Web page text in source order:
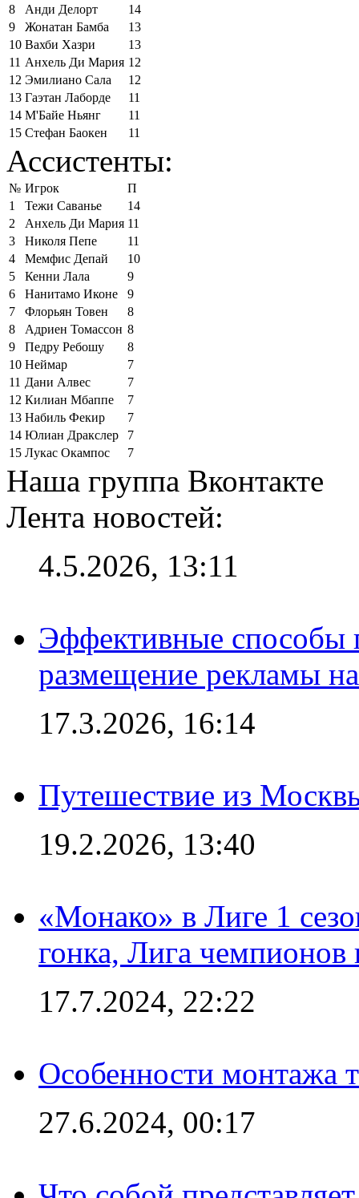
8
Анди Делорт
14
9
Жонатан Бамба
13
10 Вахби Хазри
13
11 Анхель Ди Мария 12
12 Эмилиано Сала
12
13 Гаэтан Лаборде
11
14 М'Байе Ньянг
11
15 Стефан Баокен 11
Ассистенты:
№ Игрок
П
1
Тежи Саванье
14
2
Анхель Ди Мария 11
3
Николя Пепе
11
4
Мемфис Депай
10
5
Кенни Лала
9
6
Нанитамо Иконе
9
7
Флорьян Товен
8
8
Адриен Томассон 8
9
Педру Ребошу
8
10 Неймар
7
11 Дани Алвес
7
12 Килиан Мбаппе
7
13 Набиль Фекир
7
14 Юлиан Дракслер
7
15 Лукас Окампос 7
Наша группа Вконтакте
Лента новостей:
4.5.2026, 13:11
Эффективные способы
размещение рекламы
17.3.2026, 16:14
Путешествие из
19.2.2026, 13:40
«Монако» в Лиге 1
гонка, Лига чемпионов
17.7.2024, 22:22
Особенности монтажа
27.6.2024, 00:17